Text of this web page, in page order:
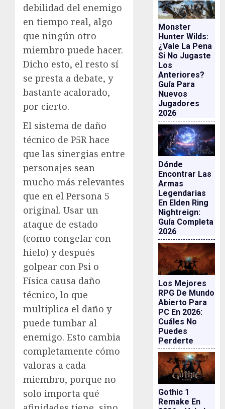
debilidad del enemigo
en tiempo real, algo
que ningún otro
miembro puede hacer.
Dicho esto, el resto sí
se presta a debate, y
bastante acalorado,
por cierto.
El sistema de daño
técnico de P5R hace
que las sinergias entre
personajes sean
mucho más relevantes
que en el Persona 5
original. Usar un
ataque de estado
(como congelar con
hielo) y después
golpear con Psi o
Física causa daño
técnico, lo que
multiplica el daño y
puede tumbar al
enemigo. Esto cambia
completamente cómo
valoras a cada
miembro, porque no
solo importa qué
Monster
Hunter Wilds:
¿vale La Pena
Si No Jugaste
Los
Anteriores?
Guía Para
Nuevos
Jugadores
2026
Dónde
Encontrar Las
Armas
Legendarias
En Elden Ring
Nightreign:
Guía Completa
2026
Los Mejores
RPG De Mundo
Abierto Para
PC En 2026:
Cuáles No
Puedes
Perderte
Gothic 1
Remake En